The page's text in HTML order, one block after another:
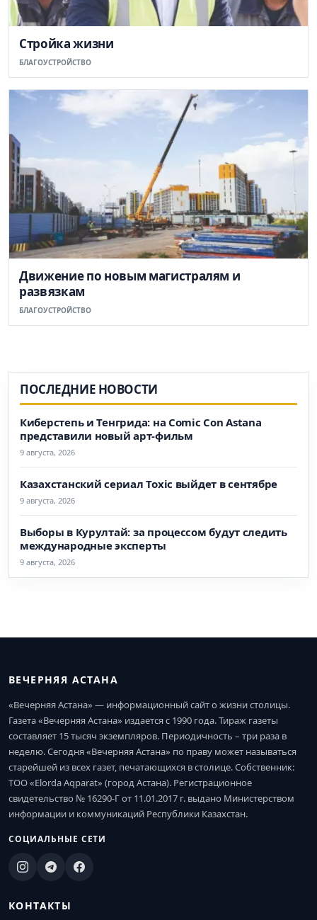
Стройка жизни
БЛАГОУСТРОЙСТВО
Движение по новым магистралям и
развязкам
БЛАГОУСТРОЙСТВО
ПОСЛЕДНИЕ НОВОСТИ
Киберстепь и Тенгрида: на Comic Con Astana
представили новый арт-фильм
9 августа, 2026
Казахстанский сериал Toxic выйдет в сентябре
9 августа, 2026
Выборы в Курултай: за процессом будут следить
международные эксперты
9 августа, 2026
ВЕЧЕРНЯЯ АСТАНА
«Вечерняя Астана» — информационный сайт о жизни столицы.
Газета «Вечерняя Астана» издается с 1990 года. Тираж газеты
составляет 15 тысяч экземпляров. Периодичность – три раза в
неделю. Сегодня «Вечерняя Астана» по праву может называться
старейшей из всех газет, печатающихся в столице. Собственник:
ТОО «Elorda Aqparat» (город Астана). Регистрационное
свидетельство № 16290-Г от 11.01.2017 г. выдано Министерством
информации и коммуникаций Республики Казахстан.
СОЦИАЛЬНЫЕ СЕТИ
КОНТАКТЫ